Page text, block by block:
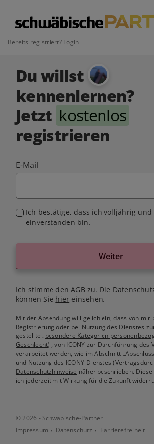
Bereits registriert? Login
Du willst
kennenlernen?
Jetzt kostenlos
registrieren
E-Mail
Ich bestätige, dass ich volljährig und
einverstanden bin.
Weiter
Ich stimme denAGB zu. Die
können Sie hier einsehen.
Mit der Absendung willige ich ein, dass von mir
Registrierung oder bei Nutzung des Dienstes
gestellte„besondere Kategorien
Geschlecht) , von ICONY zur Durchführung des
verarbeitet werden, wie im Abschnitt
und Nutzung des ICONY-Dienstes
Datenschutzhinweise näher beschrieben.
ich jederzeit mit Wirkung für die Zukunft
© 2026 - Schwäbische-Partner
Impressum
Datenschutz Barrierefreiheit